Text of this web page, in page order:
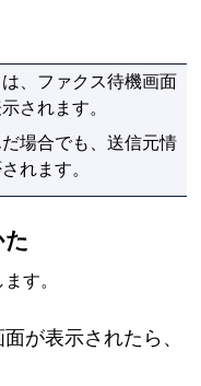
、ファクス待機画面
されます。
場合でも、送信元情
れます。
す。
が表示されたら、